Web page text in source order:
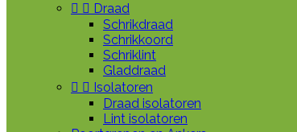
  Draad
Schrikdraad
Schrikkoord
Schriklint
Gladdraad
  Isolatoren
Draad isolatoren
Lint isolatoren